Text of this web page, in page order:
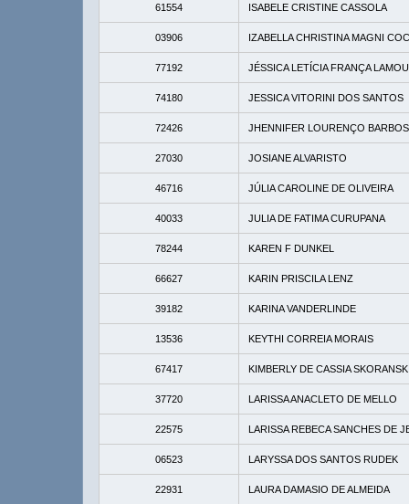
61554 ISABELE CRISTINE CASSOLA
03906 IZABELLA CHRISTINA MAGNI
77192 JÉSSICA LETÍCIA FRANÇA
74180 JESSICA VITORINI DOS SANTOS
72426 JHENNIFER LOURENÇO
27030 JOSIANE ALVARISTO
46716 JÚLIA CAROLINE DE OLIVEIRA
40033 JULIA DE FATIMA CURUPANA
78244 KAREN F DUNKEL
66627 KARIN PRISCILA LENZ
39182 KARINA VANDERLINDE
13536 KEYTHI CORREIA MORAIS
67417 KIMBERLY DE CASSIA
37720 LARISSA ANACLETO DE MELLO
22575 LARISSA REBECA SANCHES DE
06523 LARYSSA DOS SANTOS RUDEK
22931 LAURA DAMASIO DE ALMEIDA